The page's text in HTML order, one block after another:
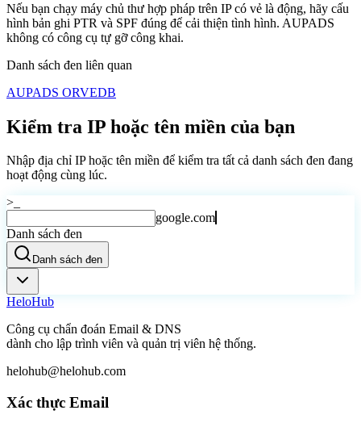
Nếu bạn chạy máy chủ thư hợp pháp trên IP có vẻ là động, hãy cấu
hình bản ghi PTR và SPF đúng để cải thiện tình hình. AUPADS
không có công cụ tự gỡ công khai.
Danh sách đen liên quan
AUPADS ORVEDB
Kiểm tra IP hoặc tên miền của bạn
Nhập địa chỉ IP hoặc tên miền để kiểm tra tất cả danh sách đen đang
hoạt động cùng lúc.
>_
google.com
Danh sách đen
Danh sách đen
HeloHub
Công cụ chẩn đoán Email & DNS
dành cho lập trình viên và quản trị viên hệ thống.
helohub@helohub.com
Xác thực Email